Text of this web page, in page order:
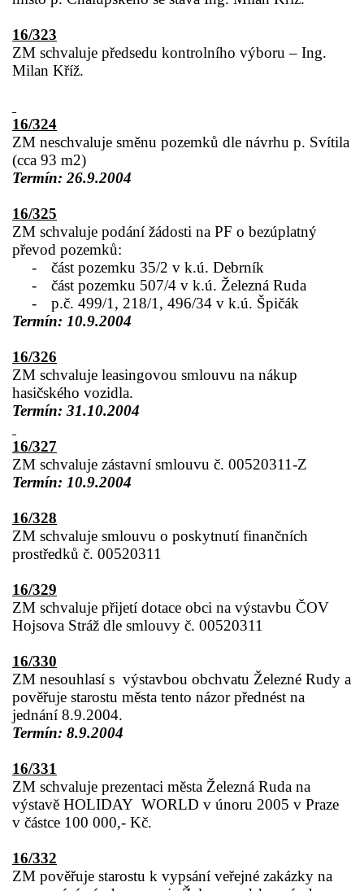
16/323
ZM schvaluje předsedu kontrolního výboru – Ing.
Milan Kříž.
16/324
ZM neschvaluje směnu pozemků dle návrhu p. Svítila
(cca 93 m2)
Termín: 26.9.2004
16/325
ZM schvaluje podání žádosti na PF o bezúplatný
převod pozemků:
-
část pozemku 35/2 v k.ú. Debrník
-
část pozemku 507/4 v k.ú. Železná Ruda
-
p.č. 499/1, 218/1, 496/34 v k.ú. Špičák
Termín: 10.9.2004
16/326
ZM schvaluje leasingovou smlouvu na nákup
hasičského vozidla.
Termín: 31.10.2004
16/327
ZM schvaluje zástavní smlouvu č. 00520311-Z
Termín: 10.9.2004
16/328
ZM schvaluje smlouvu o poskytnutí finančních
prostředků č. 00520311
16/329
ZM schvaluje přijetí dotace obci na výstavbu ČOV
Hojsova Stráž dle smlouvy č. 00520311
16/330
ZM nesouhlasí s výstavbou obchvatu Železné Rudy a
pověřuje starostu města tento názor přednést na
jednání 8.9.2004.
Termín: 8.9.2004
16/331
ZM schvaluje prezentaci města Železná Ruda na
výstavě HOLIDAY WORLD v únoru 2005 v Praze
v částce 100 000,- Kč.
16/332
ZM pověřuje starostu k vypsání veřejné zakázky na